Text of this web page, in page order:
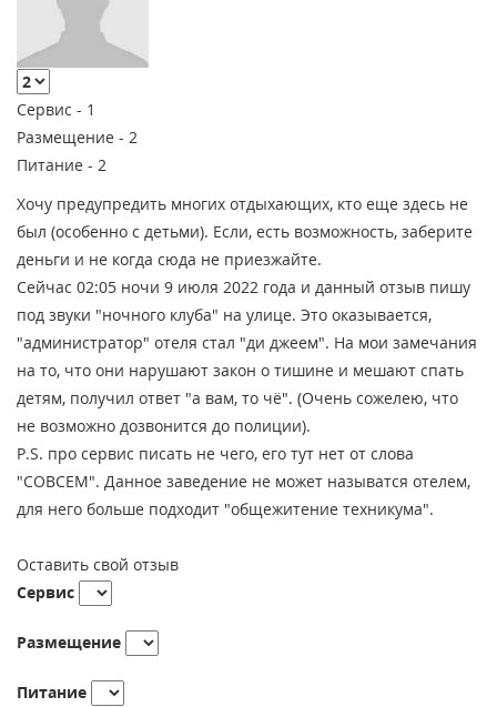
Сервис - 1
Размещение - 2
Питание - 2
Хочу предупредить многих отдыхающих, кто еще здесь не
был (особенно с детьми). Если, есть возможность, заберите
деньги и не когда сюда не приезжайте.
Сейчас 02:05 ночи 9 июля 2022 года и данный отзыв пишу
под звуки "ночного клуба" на улице. Это оказывается,
"администратор" отеля стал "ди джеем". На мои замечания
на то, что они нарушают закон о тишине и мешают спать
детям, получил ответ "а вам, то чё". (Очень сожелею, что
не возможно дозвонится до полиции).
P.S. про сервис писать не чего, его тут нет от слова
"СОВСЕМ". Данное заведение не может называтся отелем,
для него больше подходит "общежитение техникума".
Оставить свой отзыв
Сервис
Размещение
Питание